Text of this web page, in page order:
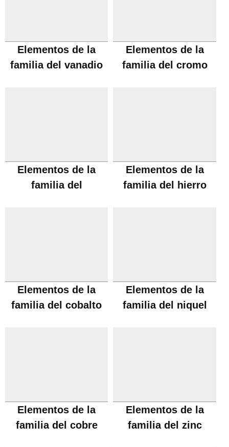
Elementos de la
familia del vanadio
Elementos de la
familia del cromo
Elementos de la
familia del
Elementos de la
familia del hierro
Elementos de la
familia del cobalto
Elementos de la
familia del niquel
Elementos de la
familia del cobre
Elementos de la
familia del zinc